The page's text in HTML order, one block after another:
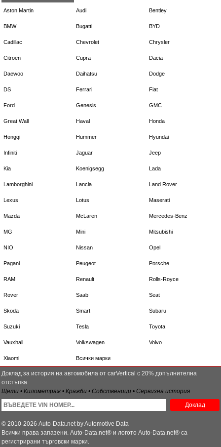
Aston Martin Audi Bentley
BMW Bugatti BYD
Cadillac Chevrolet Chrysler
Citroen Cupra Dacia
Daewoo Daihatsu Dodge
DS Ferrari Fiat
Ford Genesis GMC
Great Wall Haval Honda
Hongqi Hummer Hyundai
Infiniti Jaguar Jeep
Kia Koenigsegg Lada
Lamborghini Lancia Land Rover
Lexus Lotus Maserati
Mazda McLaren Mercedes-Benz
MG Mini Mitsubishi
NIO Nissan Opel
Pagani Peugeot Porsche
RAM Renault Rolls-Royce
Rover Saab Seat
Skoda Smart Subaru
Suzuki Tesla Toyota
Vauxhall Volkswagen Volvo
Xiaomi Всички марки
Доклад за история на автомобила от carVertical с 20% допълнителна
отстъпка
Щети • Километраж • Кражби • Собственици • Сервизна история
Доклад
© 2010-2026 Auto-Data.net by Automotive Data
Всички права запазени. Auto-Data.net® и логото Auto-Data.net® са
регистрирани търговски марки.